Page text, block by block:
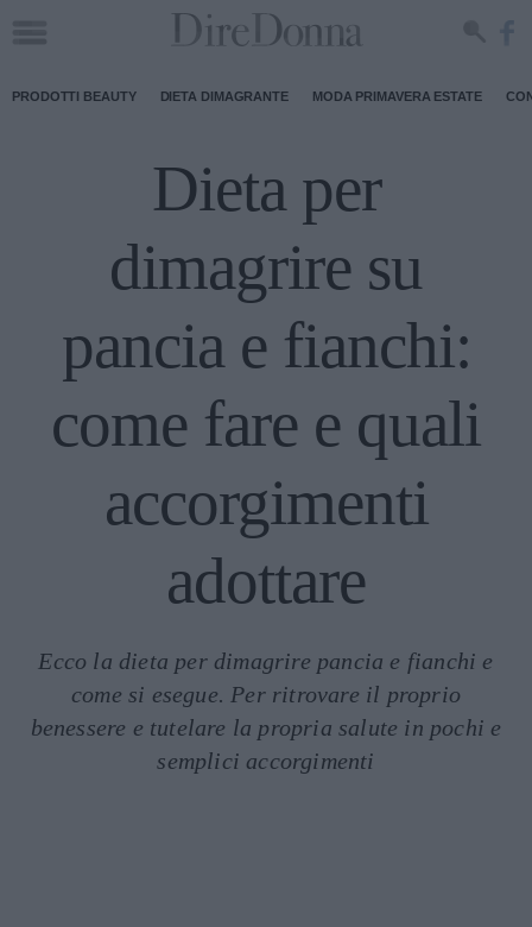
PRODOTTI BEAUTY DIETA DIMAGRANTE MODA PRIMAVERA ESTATE
Dieta per
dimagrire su
pancia e fianchi:
come fare e quali
accorgimenti
adottare
Ecco la dieta per dimagrire pancia e fianchi e
come si esegue. Per ritrovare il proprio
benessere e tutelare la propria salute in pochi e
semplici accorgimenti